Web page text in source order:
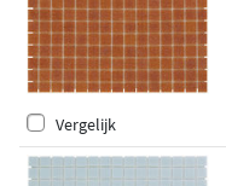
Vergelijk